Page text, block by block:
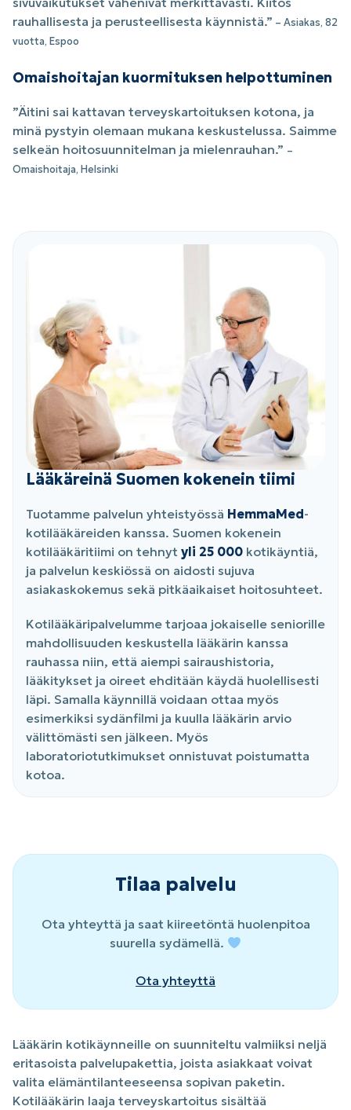
rauhallisesta ja perusteellisesta käynnistä.” – Asiakas, 82
vuotta, Espoo
Omaishoitajan kuormituksen helpottuminen
”Äitini sai kattavan terveyskartoituksen kotona, ja
minä pystyin olemaan mukana keskustelussa. Saimme
selkeän hoitosuunnitelman ja mielenrauhan.” –
Omaishoitaja, Helsinki
Lääkäreinä Suomen kokenein tiimi
Tuotamme palvelun yhteistyössä HemmaMed-
kotilääkäreiden kanssa. Suomen kokenein
kotilääkäritiimi on tehnyt yli 25 000 kotikäyntiä,
ja palvelun keskiössä on aidosti sujuva
asiakaskokemus sekä pitkäaikaiset hoitosuhteet.
Kotilääkäripalvelumme tarjoaa jokaiselle seniorille
mahdollisuuden keskustella lääkärin kanssa
rauhassa niin, että aiempi sairaushistoria,
lääkitykset ja oireet ehditään käydä huolellisesti
läpi. Samalla käynnillä voidaan ottaa myös
esimerkiksi sydänfilmi ja kuulla lääkärin arvio
välittömästi sen jälkeen. Myös
laboratoriotutkimukset onnistuvat poistumatta
kotoa.
Tilaa palvelu
Ota yhteyttä ja saat kiireetöntä huolenpitoa
suurella sydämellä.
Ota yhteyttä
Lääkärin kotikäynneille on suunniteltu valmiiksi neljä
eritasoista palvelupakettia, joista asiakkaat voivat
valita elämäntilanteeseensa sopivan paketin.
Kotilääkärin laaja terveyskartoitus sisältää